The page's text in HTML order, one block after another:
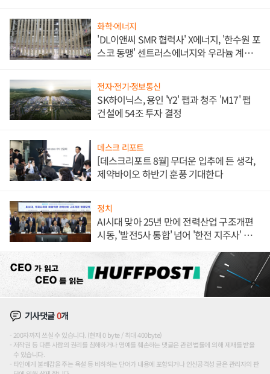
화학·에너지
'DL이앤씨 SMR 협력사' X에너지, '한수원 포
스코 동맹' 센트러스에너지와 우라늄 계약
전자·전기·정보통신
SK하이닉스, 용인 'Y2' 팹과 청주 'M17' 팹
건설에 54조 투자 결정
데스크 리포트
[데스크리포트 8월] 무더운 입추에 든 생각,
제약바이오 하반기 훈풍 기대한다
정치
AI시대 맞아 25년 만에 전력산업 구조개편
시동, '발전5사 통합' 넘어 '한전 지주사' 재편
기사댓글0개
200자까지 쓰실 수 있습니다. (현재 0 byte / 최대 400byte)
저작권 등 다른 사람의 권리를 침해하거나 명예를 훼손하는 댓글은 관련 법률에 의해 제재를 받을
수 있습니다.
타인에게 불쾌감을 주는 욕설 등 비하하는 단어가 내용에 포함되거나 인신공격성 글은 관리자의 판